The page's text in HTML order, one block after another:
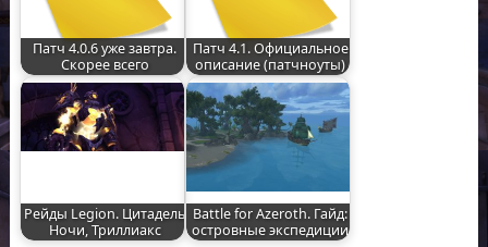
Патч 4.0.6 уже завтра.
Скорее всего
Патч 4.1. Официальное
описание (патчноуты)
Рейды Legion. Цитадель
Ночи, Триллиакс
Battle for Azeroth. Гайд:
островные экспедиции